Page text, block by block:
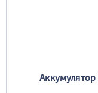
Аккумулятор